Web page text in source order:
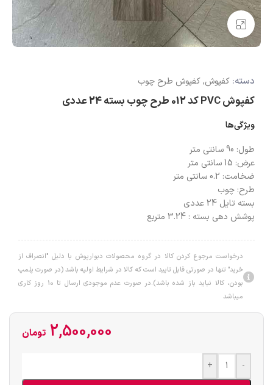
بزرگنمایی تصویر
دسته: کفپوش,کفپوش طرح چوب
کفپوش PVC کد 012 طرح چوب بسته 24 عددی
ویژگی‌ها
طول: 90 سانتی متر
عرض: 15 سانتی متر
ضخامت: 0.2 سانتی متر
طرح: چوب
بسته تایل 24 عددی
پوشش دهی بسته : 3.24 متربع
درخواست مرجوع کردن کالا در گروه محصولات دبوارپوش با دلیل "انصراف از
خرید" تنها در صورتی قابل تایید است که کالا در شرایط اولیه باشد (در صورت پلمپ
بودن، کالا نباید باز شده باشد).در صورت عدم موجودی ارسال تا 10 روز کاری
میباشد
2,500,000 تومان
-
+